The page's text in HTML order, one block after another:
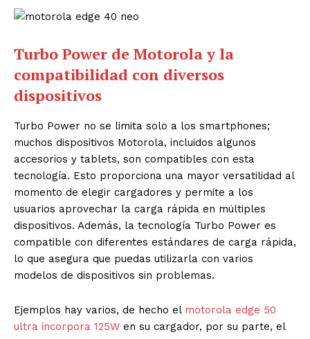
Turbo Power de Motorola y la
compatibilidad con diversos
dispositivos
Turbo Power no se limita solo a los smartphones;
muchos dispositivos Motorola, incluidos algunos
accesorios y tablets, son compatibles con esta
tecnología. Esto proporciona una mayor versatilidad al
momento de elegir cargadores y permite a los
usuarios aprovechar la carga rápida en múltiples
dispositivos. Además, la tecnología Turbo Power es
compatible con diferentes estándares de carga rápida,
lo que asegura que puedas utilizarla con varios
modelos de dispositivos sin problemas.
Ejemplos hay varios, de hecho el motorola edge 50
ultra incorpora 125W en su cargador, por su parte, el